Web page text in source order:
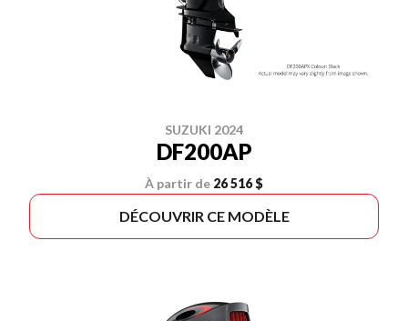
SUZUKI 2024
DF200AP
À partir de 26 516 $
DÉCOUVRIR CE MODÈLE